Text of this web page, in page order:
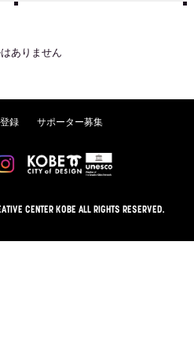
ありません
録 サポーター募集
CENTER KOBE ALL RIGHTS RESERVED.